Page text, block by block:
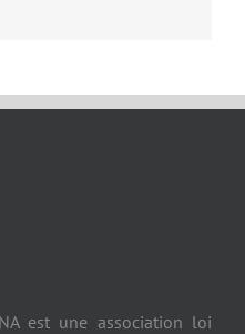
est une association loi